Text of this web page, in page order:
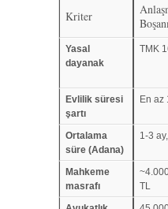
Kriter
Yasal
dayanak
TMK
Evlilik süresi
şartı
En az
Ortalama
süre (Adana)
1-3
Mahkeme
masrafı
TL